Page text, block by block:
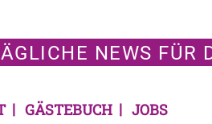
NEWS FÜR
GÄSTEBUCH JOBS